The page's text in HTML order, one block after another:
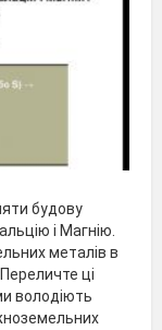
будову
і Магнію.
металів в
ці
володіють